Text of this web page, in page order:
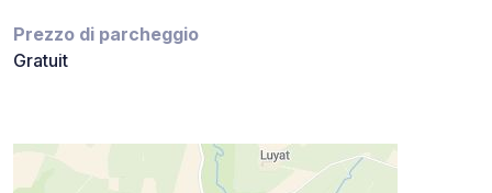
Prezzo di parcheggio
Gratuit